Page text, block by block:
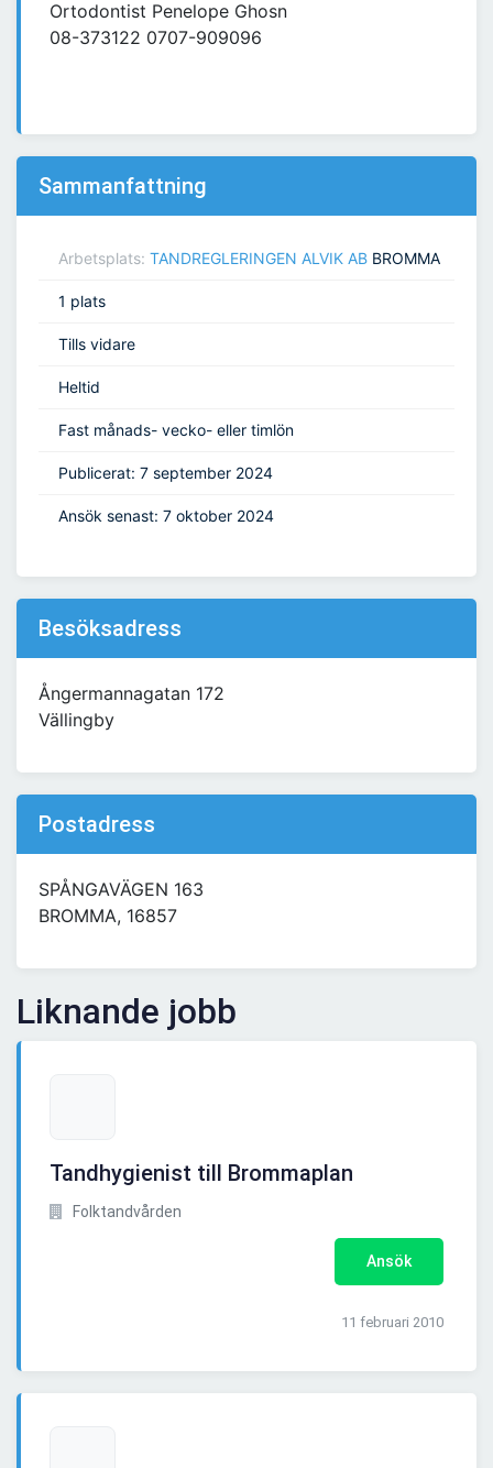
Ortodontist Penelope Ghosn
08-373122 0707-909096
Sammanfattning
Arbetsplats: TANDREGLERINGEN ALVIK AB BROMMA
1 plats
Tills vidare
Heltid
Fast månads- vecko- eller timlön
Publicerat: 7 september 2024
Ansök senast: 7 oktober 2024
Besöksadress
Ångermannagatan 172
Vällingby
Postadress
SPÅNGAVÄGEN 163
BROMMA, 16857
Liknande jobb
Tandhygienist till Brommaplan
Folktandvården
Ansök
11 februari 2010